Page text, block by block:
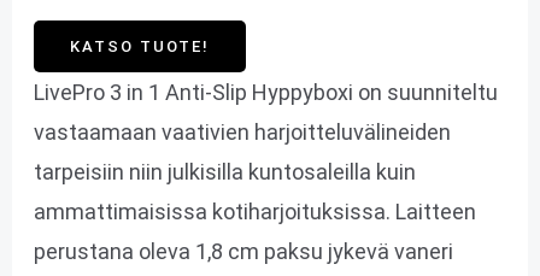
KATSO TUOTE!
LivePro 3 in 1 Anti-Slip Hyppyboxi on suunniteltu
vastaamaan vaativien harjoitteluvälineiden
tarpeisiin niin julkisilla kuntosaleilla kuin
ammattimaisissa kotiharjoituksissa. Laitteen
perustana oleva 1,8 cm paksu jykevä vaneri